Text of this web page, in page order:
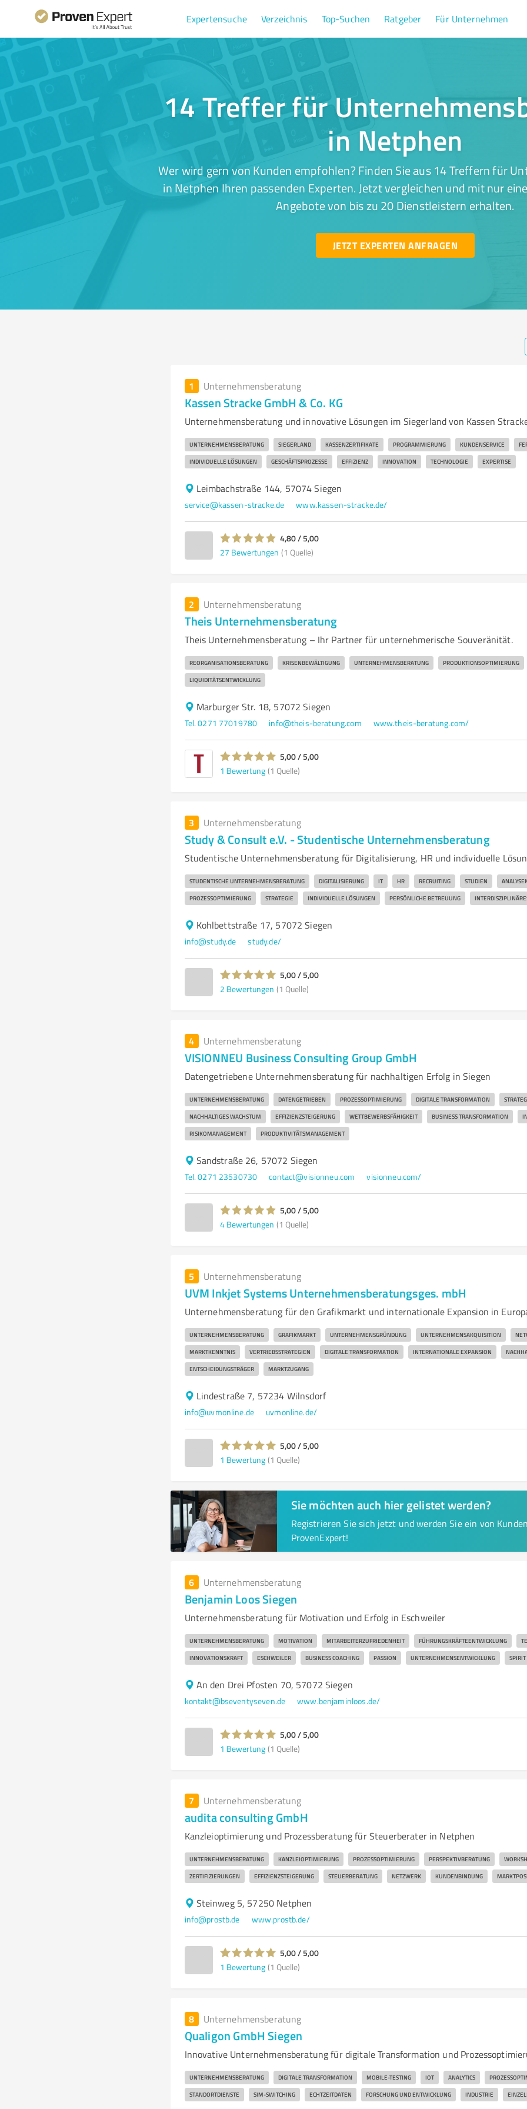
Expertensuche Verzeichnis Top-Suchen Ratgeber Für Unternehmen
14 Treffer für
in Netphen
Wer wird gern von Kunden empfohlen? Finden Sie aus 14 Treffern für
in Netphen Ihren passenden Experten. Jetzt vergleichen und mit nur
Angebote von bis zu 20 Dienstleistern erhalten.
JETZT EXPERTEN ANFRAGEN
1 Unternehmensberatung
Kassen Stracke GmbH & Co. KG
Unternehmensberatung und innovative Lösungen im Siegerland von Kassen
UNTERNEHMENSBERATUNG SIEGERLAND KASSENZERTIFIKATE PROGRAMMIERUNG KUNDENSERVICE
INDIVIDUELLE LÖSUNGEN GESCHÄFTSPROZESSE EFFIZIENZ INNOVATION TECHNOLOGIE EXPERTISE
Leimbachstraße 144, 57074 Siegen
service@kassen-stracke.de www.kassen-stracke.de/
4,80 / 5,00
27 Bewertungen (1 Quelle)
2 Unternehmensberatung
Theis Unternehmensberatung
Theis Unternehmensberatung – Ihr Partner für unternehmerische Souveränität.
REORGANISATIONSBERATUNG KRISENBEWÄLTIGUNG UNTERNEHMENSBERATUNG PRODUKTIONSOPTIMIERUNG
LIQUIDITÄTSENTWICKLUNG
Marburger Str. 18, 57072 Siegen
Tel. 0271 77019780 info@theis-beratung.com www.theis-beratung.com/
5,00 / 5,00
1 Bewertung (1 Quelle)
3 Unternehmensberatung
Study & Consult e.V. - Studentische Unternehmensberatung
Studentische Unternehmensberatung für Digitalisierung, HR und individuelle Lösun
STUDENTISCHE UNTERNEHMENSBERATUNG DIGITALISIERUNG IT HR RECRUITING STUDIEN
PROZESSOPTIMIERUNG STRATEGIE INDIVIDUELLE LÖSUNGEN PERSÖNLICHE BETREUUNG
Kohlbettstraße 17, 57072 Siegen
info@study.de study.de/
5,00 / 5,00
2 Bewertungen (1 Quelle)
4 Unternehmensberatung
VISIONNEU Business Consulting Group GmbH
Datengetriebene Unternehmensberatung für nachhaltigen Erfolg in Siegen
UNTERNEHMENSBERATUNG DATENGETRIEBEN PROZESSOPTIMIERUNG DIGITALE TRANSFORMATION
NACHHALTIGES WACHSTUM EFFIZIENZSTEIGERUNG WETTBEWERBSFÄHIGKEIT BUSINESS TRANSFORMATION
RISIKOMANAGEMENT PRODUKTIVITÄTSMANAGEMENT
Sandstraße 26, 57072 Siegen
Tel. 0271 23530730 contact@visionneu.com visionneu.com/
5,00 / 5,00
4 Bewertungen (1 Quelle)
5 Unternehmensberatung
UVM Inkjet Systems Unternehmensberatungsges. mbH
Unternehmensberatung für den Grafikmarkt und internationale Expansion in
UNTERNEHMENSBERATUNG GRAFIKMARKT UNTERNEHMENSGRÜNDUNG UNTERNEHMENSAKQUISITION
MARKTKENNTNIS VERTRIEBSSTRATEGIEN DIGITALE TRANSFORMATION INTERNATIONALE EXPANSION
ENTSCHEIDUNGSTRÄGER MARKTZUGANG
Lindestraße 7, 57234 Wilnsdorf
info@uvmonline.de uvmonline.de/
5,00 / 5,00
1 Bewertung (1 Quelle)
Sie möchten auch hier gelistet werden?
Registrieren Sie sich jetzt und werden Sie ein von
ProvenExpert!
6 Unternehmensberatung
Benjamin Loos Siegen
Unternehmensberatung für Motivation und Erfolg in Eschweiler
UNTERNEHMENSBERATUNG MOTIVATION MITARBEITERZUFRIEDENHEIT FÜHRUNGSKRÄFTEENTWICKLUNG
INNOVATIONSKRAFT ESCHWEILER BUSINESS COACHING PASSION UNTERNEHMENSENTWICKLUNG SPIRIT
An den Drei Pfosten 70, 57072 Siegen
kontakt@bseventyseven.de www.benjaminloos.de/
5,00 / 5,00
1 Bewertung (1 Quelle)
7 Unternehmensberatung
audita consulting GmbH
Kanzleioptimierung und Prozessberatung für Steuerberater in Netphen
UNTERNEHMENSBERATUNG KANZLEIOPTIMIERUNG PROZESSOPTIMIERUNG PERSPEKTIVBERATUNG
ZERTIFIZIERUNGEN EFFIZIENZSTEIGERUNG STEUERBERATUNG NETZWERK KUNDENBINDUNG
Steinweg 5, 57250 Netphen
info@prostb.de www.prostb.de/
5,00 / 5,00
1 Bewertung (1 Quelle)
8 Unternehmensberatung
Qualigon GmbH Siegen
Innovative Unternehmensberatung für digitale Transformation und
UNTERNEHMENSBERATUNG DIGITALE TRANSFORMATION MOBILE-TESTING IOT ANALYTICS
STANDORTDIENSTE SIM-SWITCHING ECHTZEITDATEN FORSCHUNG UND ENTWICKLUNG INDUSTRIE